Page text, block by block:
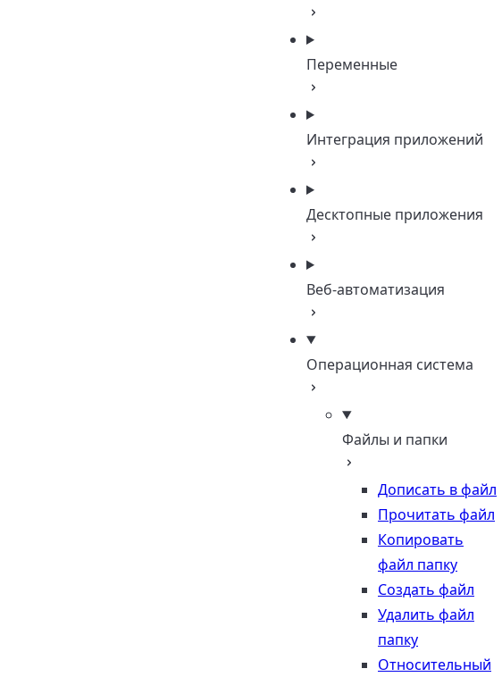
Переменные
Интеграция приложений
Десктопные приложения
Веб-автоматизация
Операционная система
Файлы и папки
Дописать в файл
Прочитать файл
Копировать
файл папку
Создать файл
Удалить файл
папку
Относительный